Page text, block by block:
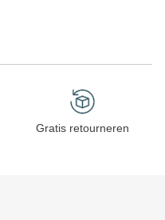
Gratis retourneren